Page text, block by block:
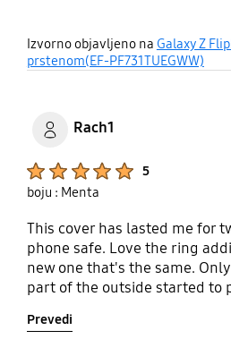
Izvorno objavljeno na Galaxy Z
prstenom(EF-PF731TUEGWW)
Rach1
5
boju : Menta
This cover has lasted me for
phone safe. Love the ring
new one that's the same.
part of the outside started to
Prevedi